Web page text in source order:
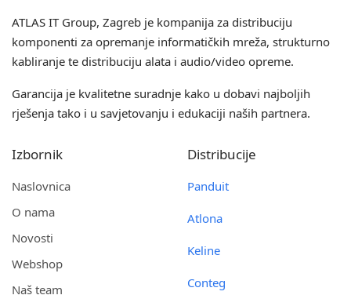
ATLAS IT Group, Zagreb je kompanija za distribuciju
komponenti za opremanje informatičkih mreža, strukturno
kabliranje te distribuciju alata i audio/video opreme.
Garancija je kvalitetne suradnje kako u dobavi najboljih
rješenja tako i u savjetovanju i edukaciji naših partnera.
Izbornik
Naslovnica
O nama
Novosti
Webshop
Naš team
Distribucije
Panduit
Atlona
Keline
Conteg